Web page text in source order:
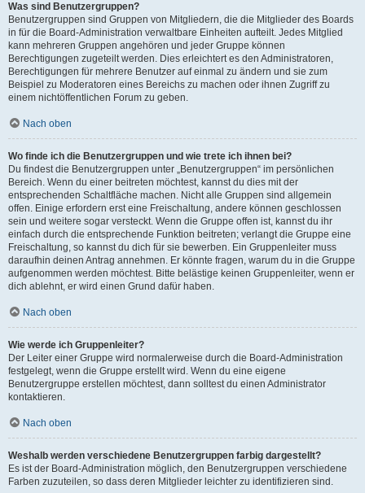
Was sind Benutzergruppen?
Benutzergruppen sind Gruppen von Mitgliedern, die die Mitglieder des Boards
in für die Board-Administration verwaltbare Einheiten aufteilt. Jedes Mitglied
kann mehreren Gruppen angehören und jeder Gruppe können
Berechtigungen zugeteilt werden. Dies erleichtert es den Administratoren,
Berechtigungen für mehrere Benutzer auf einmal zu ändern und sie zum
Beispiel zu Moderatoren eines Bereichs zu machen oder ihnen Zugriff zu
einem nichtöffentlichen Forum zu geben.
Nach oben
Wo finde ich die Benutzergruppen und wie trete ich ihnen bei?
Du findest die Benutzergruppen unter „Benutzergruppen“ im persönlichen
Bereich. Wenn du einer beitreten möchtest, kannst du dies mit der
entsprechenden Schaltfläche machen. Nicht alle Gruppen sind allgemein
offen. Einige erfordern erst eine Freischaltung, andere können geschlossen
sein und weitere sogar versteckt. Wenn die Gruppe offen ist, kannst du ihr
einfach durch die entsprechende Funktion beitreten; verlangt die Gruppe eine
Freischaltung, so kannst du dich für sie bewerben. Ein Gruppenleiter muss
daraufhin deinen Antrag annehmen. Er könnte fragen, warum du in die Gruppe
aufgenommen werden möchtest. Bitte belästige keinen Gruppenleiter, wenn er
dich ablehnt, er wird einen Grund dafür haben.
Nach oben
Wie werde ich Gruppenleiter?
Der Leiter einer Gruppe wird normalerweise durch die Board-Administration
festgelegt, wenn die Gruppe erstellt wird. Wenn du eine eigene
Benutzergruppe erstellen möchtest, dann solltest du einen Administrator
kontaktieren.
Nach oben
Weshalb werden verschiedene Benutzergruppen farbig dargestellt?
Es ist der Board-Administration möglich, den Benutzergruppen verschiedene
Farben zuzuteilen, so dass deren Mitglieder leichter zu identifizieren sind.